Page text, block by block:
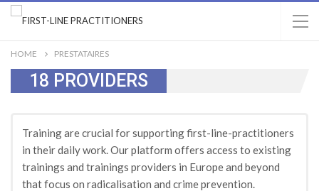
HOME PRESTATAIRES
18 PROVIDERS
Training are crucial for supporting first-line-practitioners
in their daily work. Our platform offers access to existing
trainings and trainings providers in Europe and beyond
that focus on radicalisation and crime prevention.